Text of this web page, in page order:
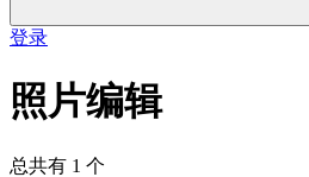
登录
照片编辑
总共有 1 个